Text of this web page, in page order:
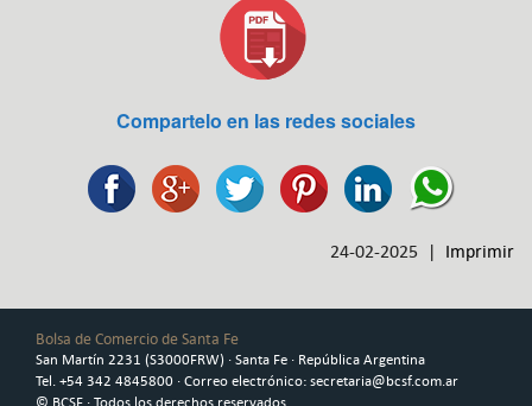
Compartelo en las redes sociales
24-02-2025 | Imprimir
Bolsa de Comercio de Santa Fe
San Martín 2231 (S3000FRW) · Santa Fe · República Argentina
Tel. +54 342 4845800 · Correo electrónico: secretaria@bcsf.com.ar
© BCSF · Todos los derechos reservados